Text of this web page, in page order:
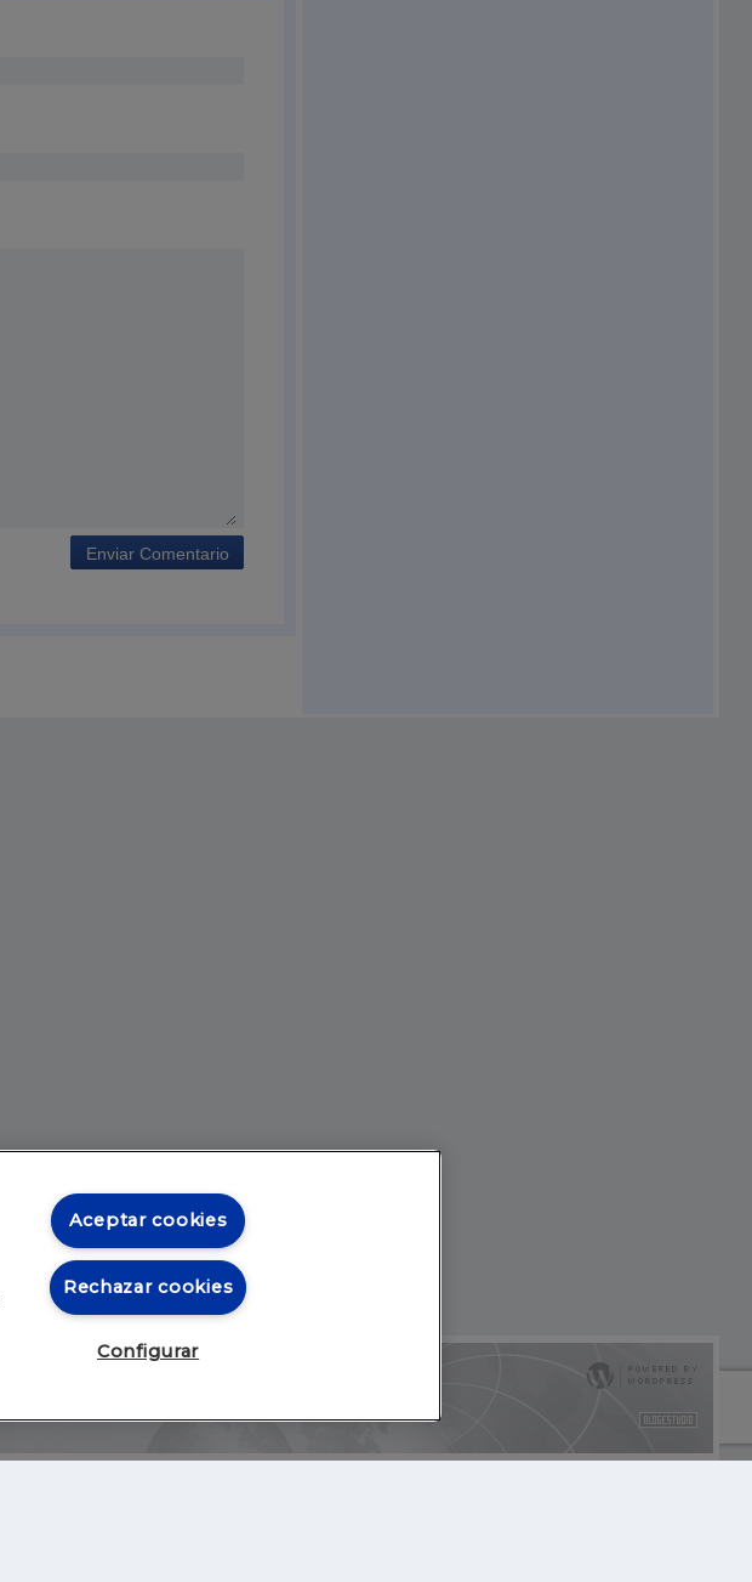
Aceptar cookies
Rechazar cookies
Configurar